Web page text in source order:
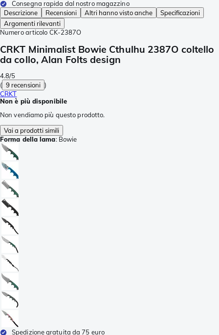
Consegna rapida dal nostro magazzino
Descrizione
Recensioni Altri hanno visto anche
Specificazioni
Argomenti rilevanti
Numero articolo CK-2387O
CRKT Minimalist Bowie Cthulhu 2387O coltello
da collo, Alan Folts design
4.8/5
( 9 recensioni )
CRKT
Non è più disponibile
Non vendiamo più questo prodotto.
Vai a prodotti simili
Forma della lama: Bowie
Spedizione gratuita da 75 euro